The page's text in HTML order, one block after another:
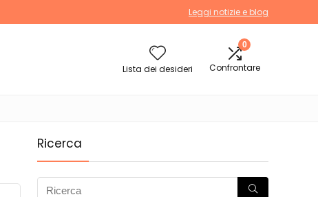
Leggi notizie e blog
Lista dei desideri
0
Confrontare
Ricerca